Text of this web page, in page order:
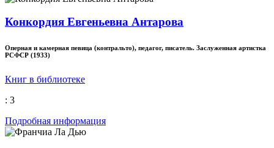
Конкордия Евгеньевна Антарова
Оперная и камерная певица (контральто), педагог, писатель. Заслуженная артистка
РСФСР (1933)
Книг в библиотеке
: 3
Подробная информация